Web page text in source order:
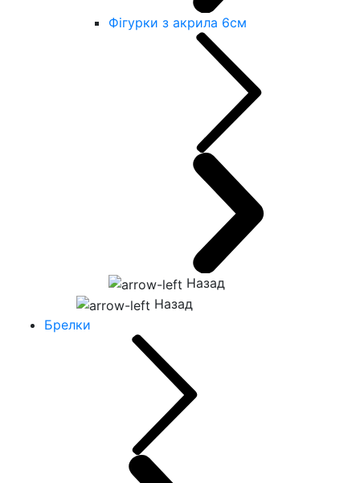
Фігурки з акрила 6см
Назад
Назад
Брелки